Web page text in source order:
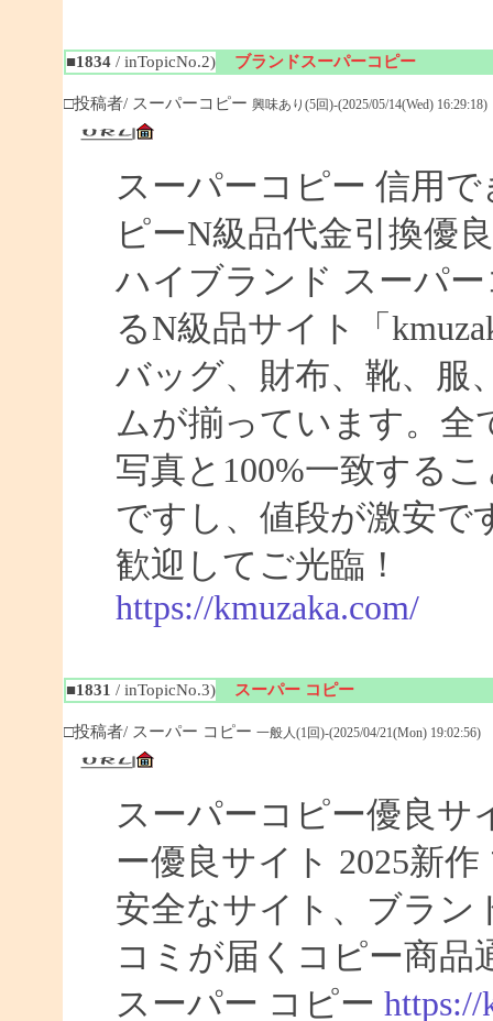
■1834/ inTopicNo.2) ブランドスーパーコピー
□投稿者/ スーパーコピー 興味あり(5回)-(2025/05/14(Wed) 16:29:18)
スーパーコピー 信用
ピーN級品代金引換優
ハイブランド スーパ
るN級品サイト「
バッグ、財布、靴、服
ムが揃っています。全
写真と100%一致する
ですし、値段が激安で
歓迎してご光臨！
https://kmuzaka.com/
■1831 / inTopicNo.3) スーパー コピー
□投稿者/ スーパー コピー 一般人(1回)-(2025/04/21(Mon) 19:02:56)
スーパーコピー優良サ
ー優良サイト 2025新
安全なサイト、ブラン
コミが届くコピー商品
スーパー コピー https://